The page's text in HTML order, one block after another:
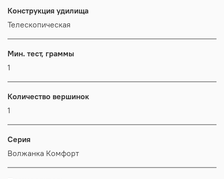
Конструкция удилища
Телескопическая
Мин. тест, граммы
1
Количество вершинок
1
Серия
Волжанка Комфорт